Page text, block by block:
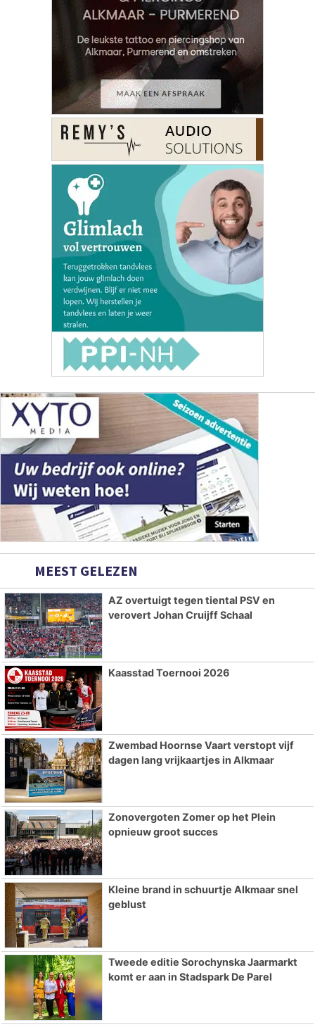
MEEST GELEZEN
AZ overtuigt tegen tiental PSV en
verovert Johan Cruijff Schaal
Kaasstad Toernooi 2026
Zwembad Hoornse Vaart verstopt vijf
dagen lang vrijkaartjes in Alkmaar
Zonovergoten Zomer op het Plein
opnieuw groot succes
Kleine brand in schuurtje Alkmaar snel
geblust
Tweede editie Sorochynska Jaarmarkt
komt er aan in Stadspark De Parel